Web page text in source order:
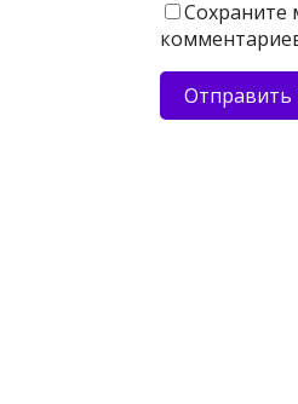
Сохраните